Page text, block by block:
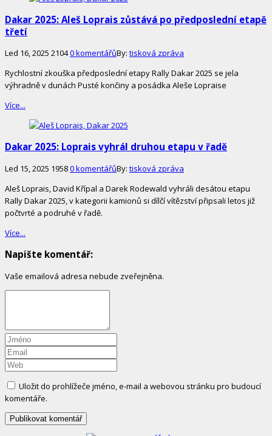
Dakar 2025: Aleš Loprais zůstává po předposlední etapě
třetí
Led 16, 2025 21040 komentářůBy: tisková zpráva
Rychlostní zkouška předposlední etapy Rally Dakar 2025 se jela
výhradně v dunách Pusté končiny a posádka Aleše Lopraise
Více...
Dakar 2025: Loprais vyhrál druhou etapu v řadě
Led 15, 2025 19580 komentářůBy: tisková zpráva
Aleš Loprais, David Křípal a Darek Rodewald vyhráli desátou etapu
Rally Dakar 2025, v kategorii kamionů si dílčí vítězství připsali letos již
počtvrté a podruhé v řadě.
Více...
Napište komentář:
Vaše emailová adresa nebude zveřejněna.
Uložit do prohlížeče jméno, e-mail a webovou stránku pro budoucí
komentáře.